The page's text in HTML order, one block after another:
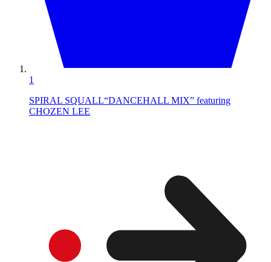
1
SPIRAL SQUALL“DANCEHALL MIX” featuring
CHOZEN LEE